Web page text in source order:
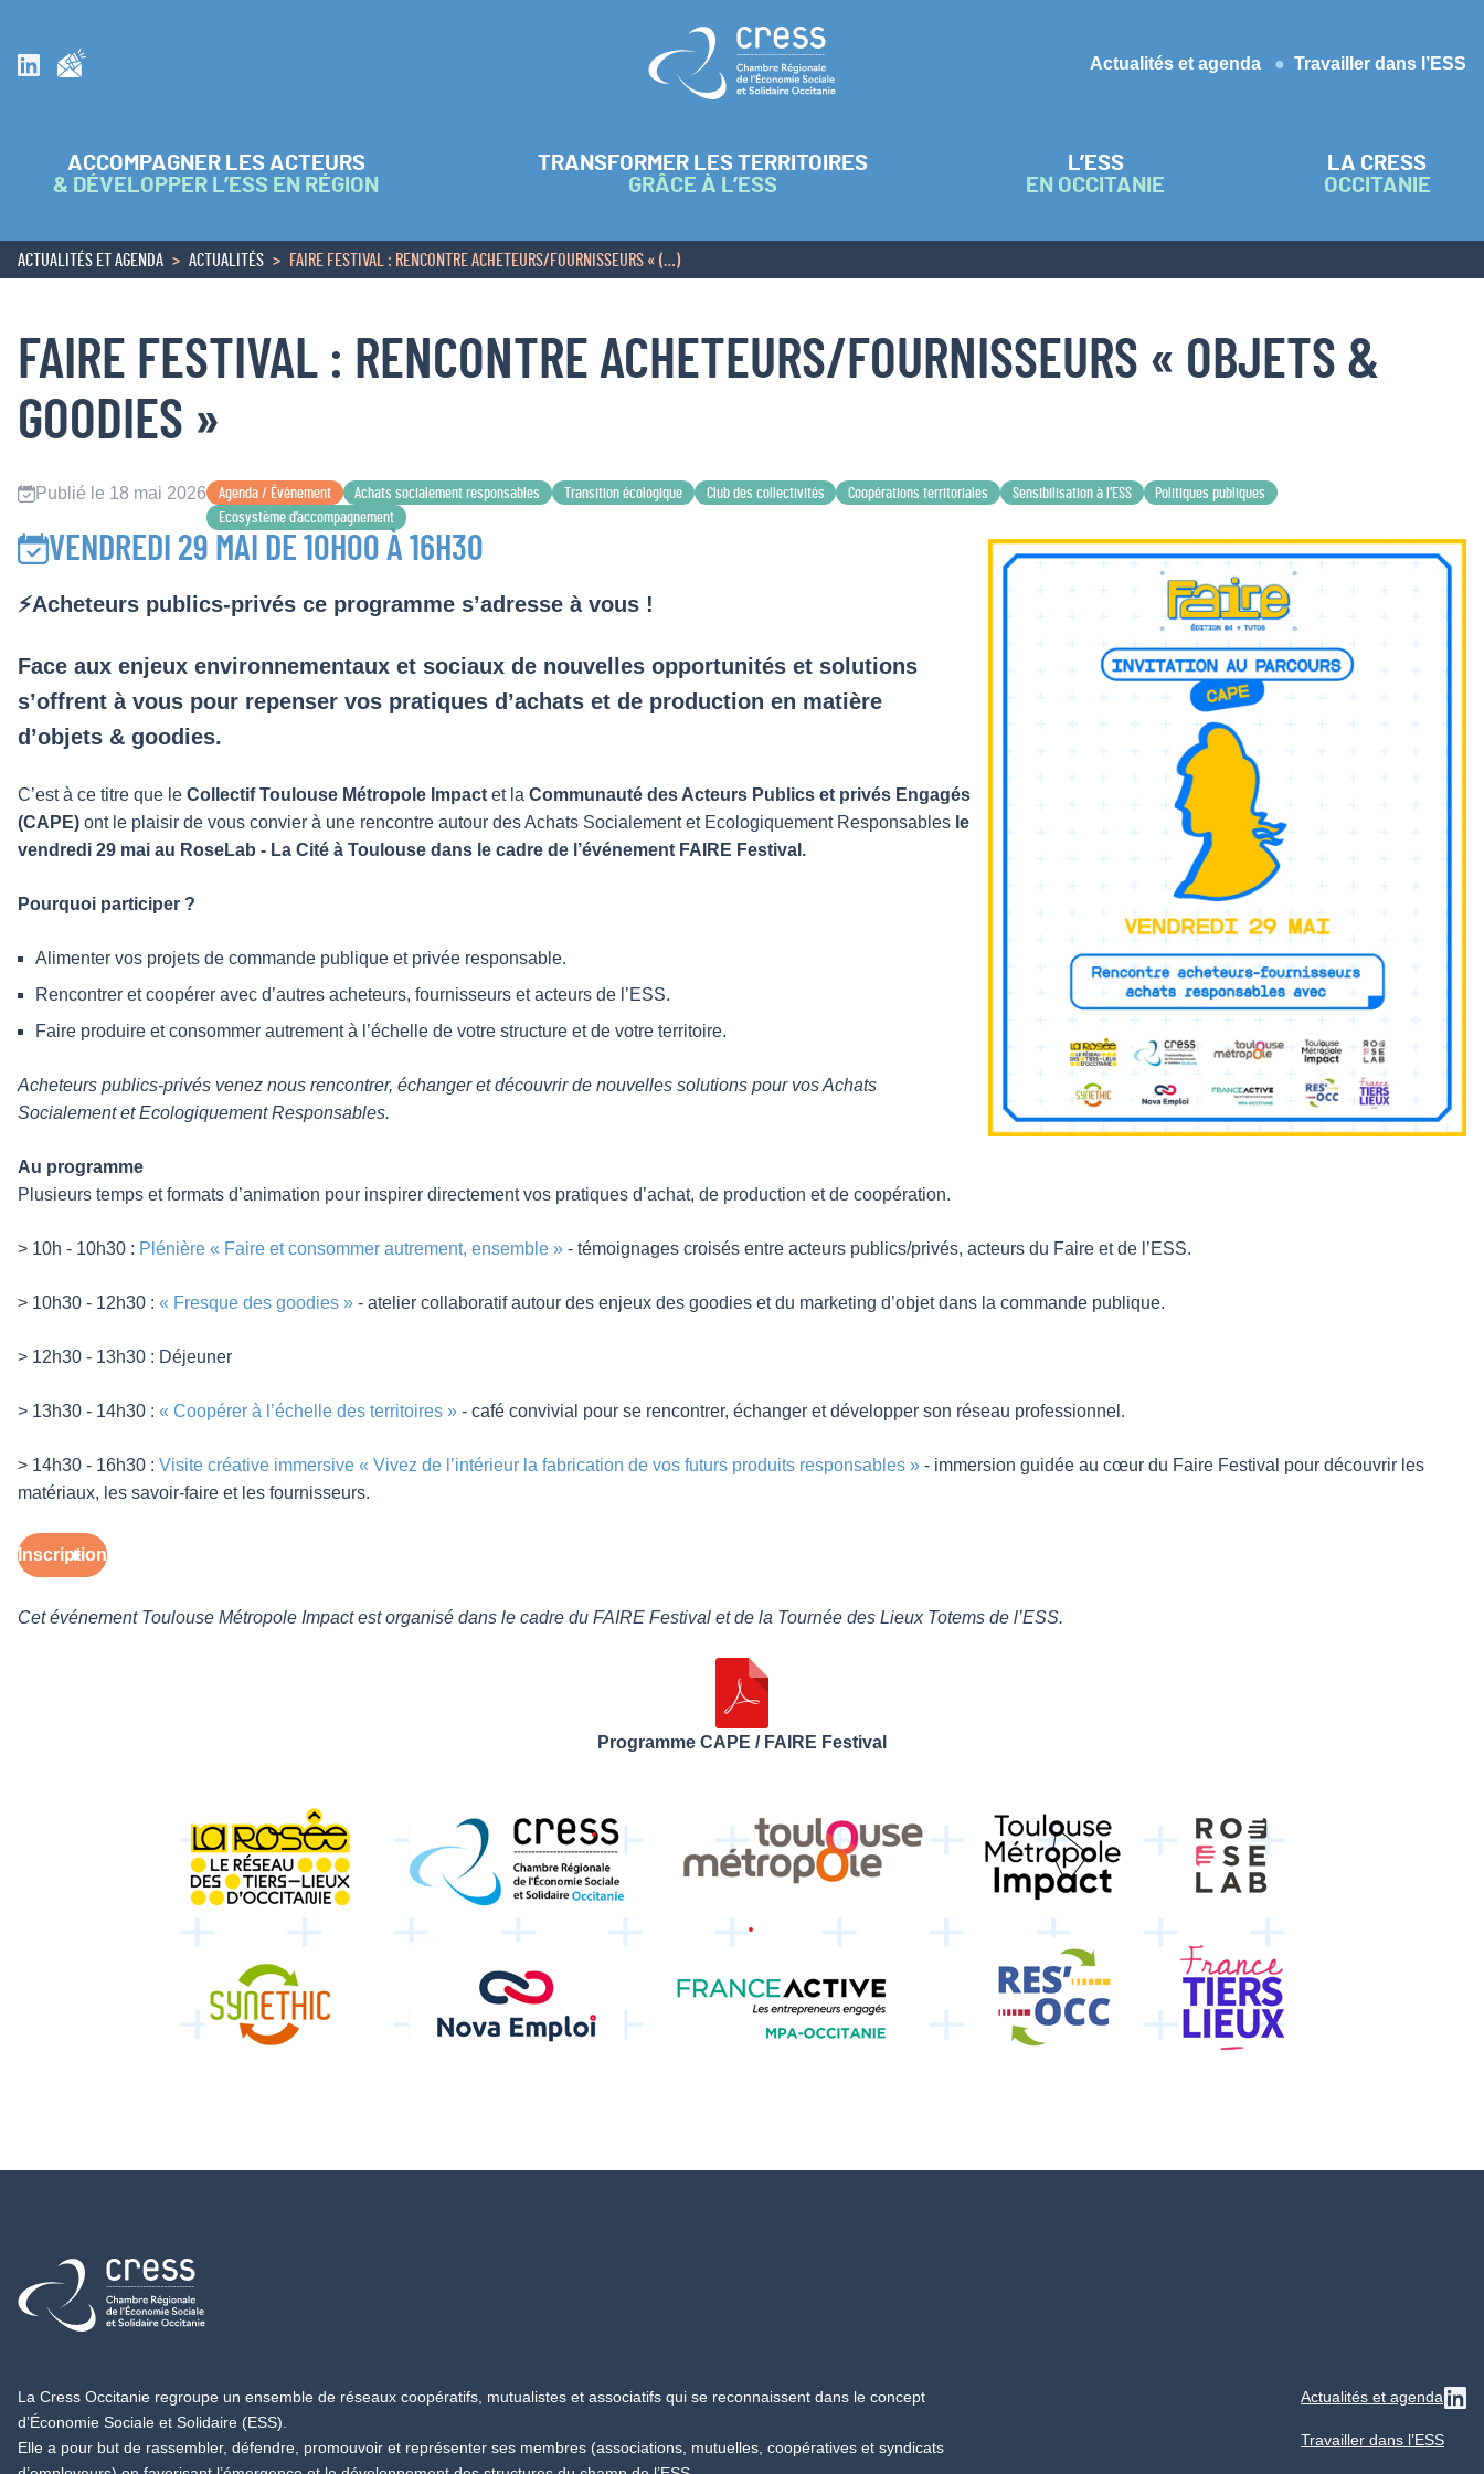
Suivez nous sur Linkedin
Retour à l'accueil
Actualités et agenda
Travailler dans l’ESS
ACCOMPAGNER LES ACTEURS
& DÉVELOPPER L’ESS EN RÉGION
TRANSFORMER LES TERRITOIRES
GRÂCE À L’ESS
L’ESS
EN OCCITANIE
LA CRESS
OCCITANIE
ACCUEIL
ACTUALITÉS ET AGENDA ACTUALITÉS FAIRE FESTIVAL : RENCONTRE ACHETEURS/FOURNISSEURS « (…)
FAIRE FESTIVAL : RENCONTRE ACHETEURS/FOURNISSEURS « OBJETS &
GOODIES »
Publié le 18 mai 2026 Agenda / Événement Achats socialement responsables Transition écologique Club des collectivités Coopérations territoriales Sensibilisation à l’ESS
Politiques publiques
Ecosystème d’accompagnement
VENDREDI 29 MAI DE 10H00 À 16H30
⚡Acheteurs publics-privés ce programme s’adresse à vous !
Face aux enjeux environnementaux et sociaux de nouvelles opportunités et solutions
s’offrent à vous pour repenser vos pratiques d’achats et de production en matière
d’objets & goodies.
C’est à ce titre que le Collectif Toulouse Métropole Impact et la Communauté des Acteurs Publics et privés Engagés
(CAPE) ont le plaisir de vous convier à une rencontre autour des Achats Socialement et Ecologiquement Responsables le
vendredi 29 mai au RoseLab - La Cité à Toulouse dans le cadre de l’événement FAIRE Festival.
Pourquoi participer ?
Alimenter vos projets de commande publique et privée responsable.
Rencontrer et coopérer avec d’autres acheteurs, fournisseurs et acteurs de l’ESS.
Faire produire et consommer autrement à l’échelle de votre structure et de votre territoire.
Acheteurs publics-privés venez nous rencontrer, échanger et découvrir de nouvelles solutions pour vos Achats
Socialement et Ecologiquement Responsables.
Au programme
Plusieurs temps et formats d’animation pour inspirer directement vos pratiques d’achat, de production et de coopération.
> 10h - 10h30 : Plénière « Faire et consommer autrement, ensemble » - témoignages croisés entre acteurs publics/privés, acteurs du Faire et de l’ESS.
> 10h30 - 12h30 : « Fresque des goodies » - atelier collaboratif autour des enjeux des goodies et du marketing d’objet dans la commande publique.
> 12h30 - 13h30 : Déjeuner
> 13h30 - 14h30 : « Coopérer à l’échelle des territoires » - café convivial pour se rencontrer, échanger et développer son réseau professionnel.
> 14h30 - 16h30 : Visite créative immersive « Vivez de l’intérieur la fabrication de vos futurs produits responsables » - immersion guidée au cœur du Faire Festival pour découvrir les
matériaux, les savoir-faire et les fournisseurs.
Inscription
Cet événement Toulouse Métropole Impact est organisé dans le cadre du FAIRE Festival et de la Tournée des Lieux Totems de l’ESS.
Programme CAPE / FAIRE Festival
Retour à l'accueil
La Cress Occitanie regroupe un ensemble de réseaux coopératifs, mutualistes et associatifs qui se reconnaissent dans le concept
d’Économie Sociale et Solidaire (ESS).
Elle a pour but de rassembler, défendre, promouvoir et représenter ses membres (associations, mutuelles, coopératives et syndicats
Actualités et agenda
Travailler dans l’ESS